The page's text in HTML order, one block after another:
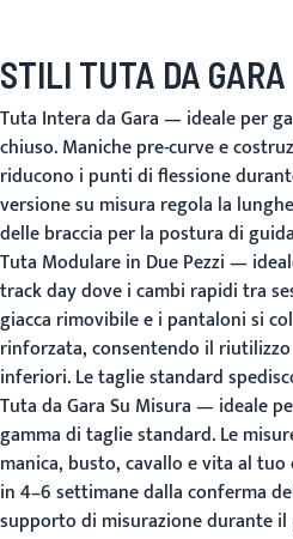
STILI TUTA DA GARA
Tuta Intera da Gara— ideale per
chiuso. Maniche pre-curve e
riducono i punti di flessione
versione su misura regola la
delle braccia per la postura di
Tuta Modulare in Due Pezzi—
track day dove i cambi rapidi tra
giacca rimovibile e i pantaloni si
rinforzata, consentendo il
inferiori. Le taglie standard
Tuta da Gara Su Misura— ideale
gamma di taglie standard. Le
manica, busto, cavallo e vita al
in 4–6 settimane dalla conferma
supporto di misurazione durante il